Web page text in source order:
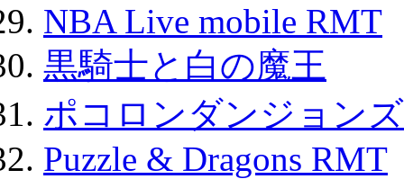
NBA Live mobile RMT
黒騎士と白の魔王
ポコロンダンジョン
Puzzle & Dragons RMT